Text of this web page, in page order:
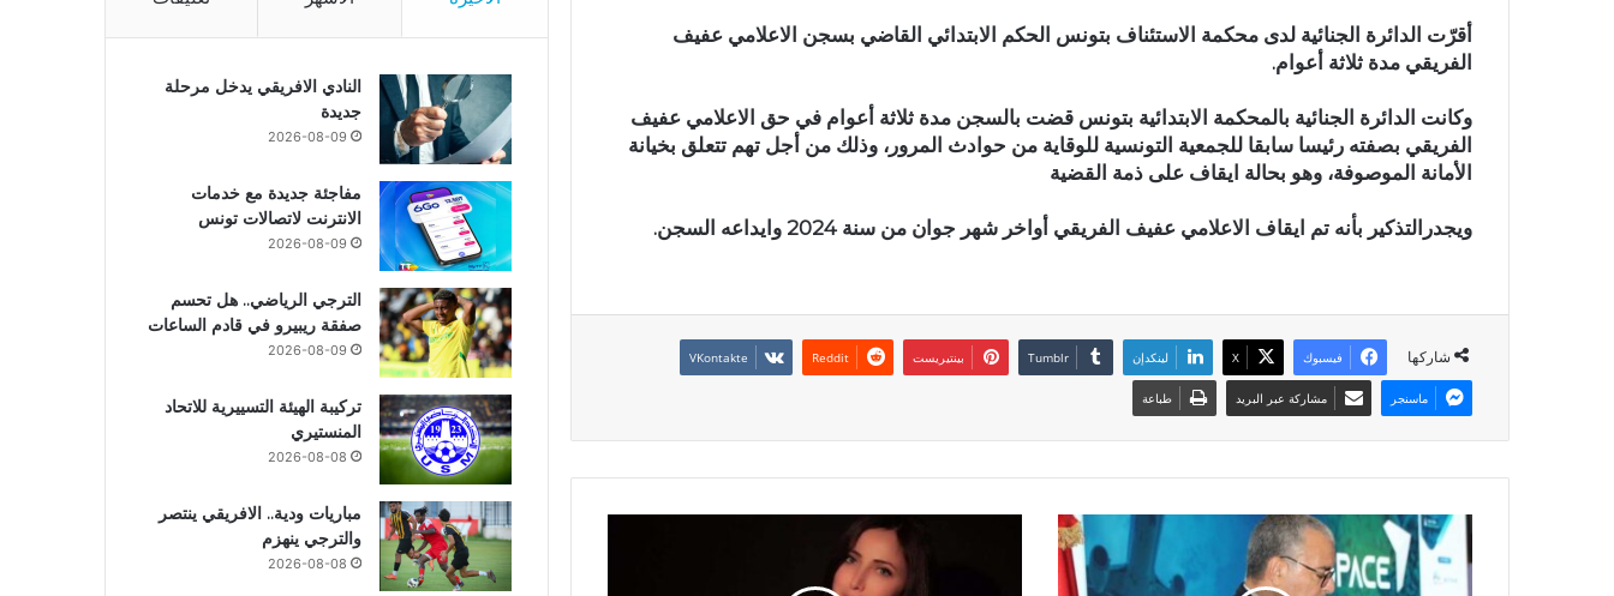
أقرّت الدائرة الجنائية لدى محكمة الاستئناف بتونس الحكم الابتدائي القاضي بسجن الاعلامي عفيف
الفريقي مدة ثلاثة أعوام.
وكانت الدائرة الجنائية بالمحكمة الابتدائية بتونس قضت بالسجن مدة ثلاثة أعوام في حق الاعلامي عفيف
الفريقي بصفته رئيسا سابقا للجمعية التونسية للوقاية من حوادث المرور، وذلك من أجل تهم تتعلق بخيانة
الأمانة الموصوفة، وهو بحالة ايقاف على ذمة القضية
ويجدرالتذكير بأنه تم ايقاف الاعلامي عفيف الفريقي أواخر شهر جوان من سنة 2024 وايداعه السجن.
شاركها فيسبوك X لينكدإن بينتيريست
ماسنجر مشاركة عبر البريد طباعة
النادي الافريقي يدخل مرحلة
جديدة
2026-08-09
مفاجئة جديدة مع خدمات
الانترنت لاتصالات تونس
2026-08-09
الترجي الرياضي.. هل تحسم
صفقة ريبيرو في قادم الساعات
2026-08-09
تركيبة الهيئة التسييرية للاتحاد
المنستيري
2026-08-08
مباريات ودية.. الافريقي ينتصر
والترجي ينهزم
2026-08-08